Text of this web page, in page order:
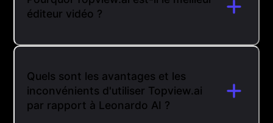
éditeur vidéo ?
Quels sont les avantages et les
inconvénients d'utiliser Topview.ai
par rapport à Leonardo AI ?